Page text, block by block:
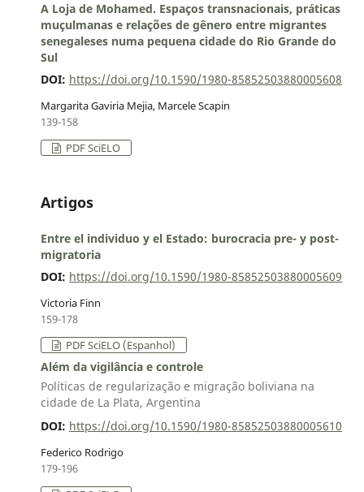
A Loja de Mohamed. Espaços transnacionais, práticas
muçulmanas e relações de gênero entre migrantes
senegaleses numa pequena cidade do Rio Grande do
Sul
DOI: https://doi.org/10.1590/1980-85852503880005608
Margarita Gaviria Mejia, Marcele Scapin
139-158
PDF SciELO
Artigos
Entre el individuo y el Estado: burocracia pre- y post-
migratoria
DOI: https://doi.org/10.1590/1980-85852503880005609
Victoria Finn
159-178
PDF SciELO (Espanhol)
Além da vigilância e controle
Políticas de regularização e migração boliviana na
cidade de La Plata, Argentina
DOI: https://doi.org/10.1590/1980-85852503880005610
Federico Rodrigo
179-196